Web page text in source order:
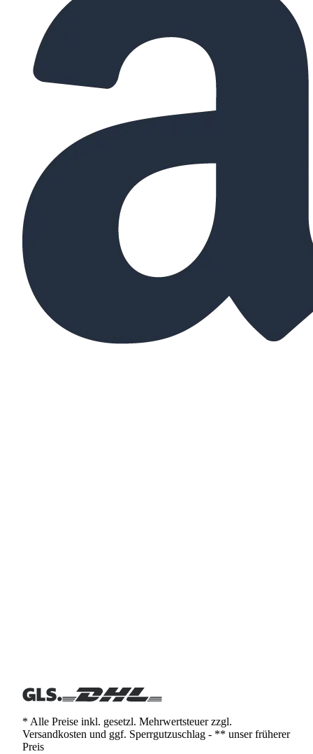
* Alle Preise inkl. gesetzl. Mehrwertsteuer zzgl.
Versandkosten und ggf. Sperrgutzuschlag - ** unser früherer
Preis